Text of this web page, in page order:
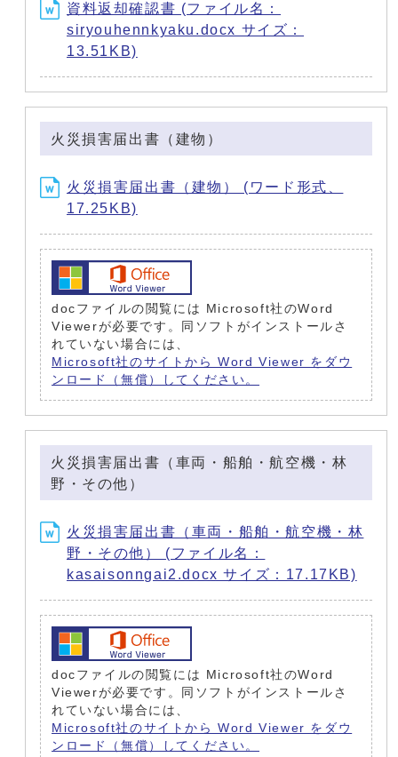
資料返却確認書 (ファイル名：
siryouhennkyaku.docx サイズ：
13.51KB)
火災損害届出書（建物）
火災損害届出書（建物） (ワード形式、
17.25KB)
docファイルの閲覧には Microsoft社のWord
Viewerが必要です。同ソフトがインストールさ
れていない場合には、
Microsoft社のサイトから Word Viewer をダウ
ンロード（無償）してください。
火災損害届出書（車両・船舶・航空機・林
野・その他）
火災損害届出書（車両・船舶・航空機・林
野・その他） (ファイル名：
kasaisonngai2.docx サイズ：17.17KB)
docファイルの閲覧には Microsoft社のWord
Viewerが必要です。同ソフトがインストールさ
れていない場合には、
Microsoft社のサイトから Word Viewer をダウ
ンロード（無償）してください。